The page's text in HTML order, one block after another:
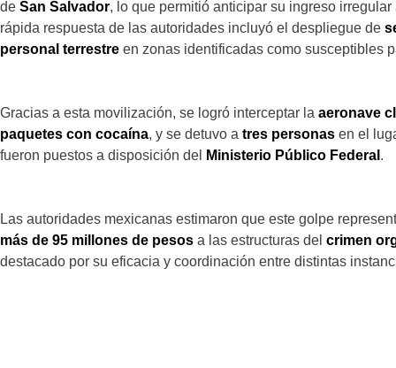
de San Salvador, lo que permitió anticipar su ingreso
rápida respuesta de las autoridades incluyó el despliegue de
personal terrestre en zonas identificadas como susceptibles
Gracias a esta movilización, se logró interceptar la aeronave
paquetes con cocaína, y se detuvo a tres personas en el
fueron puestos a disposición del
Ministerio Público Federal .
Las autoridades mexicanas estimaron que este golpe
más de 95 millones de pesos a las estructuras del crimen
destacado por su eficacia y coordinación entre distintas